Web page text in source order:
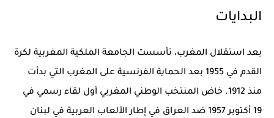
البدايات
بعد استقلال المغرب، تأسست الجامعة الملكية المغربية لكرة
القدم في 1955 بعد الحماية الفرنسية على المغرب التي بدأت
منذ 1912. خاض المنتخب الوطني المغربي أول لقاء رسمي في
19 أكتوبر 1957 ضد العراق في إطار الألعاب العربية في لبنان